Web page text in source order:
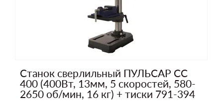
Станок сверлильный ПУЛЬСАР СС
400 (400Вт, 13мм, 5 скоростей, 580-
2650 об/мин, 16 кг) + тиски 791-394